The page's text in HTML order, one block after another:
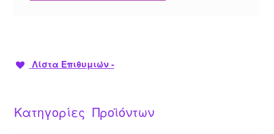
Λίστα Επιθυμιών -
Κατηγορίες Προϊόντων